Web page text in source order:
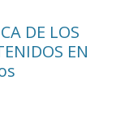
DE LOS
EN